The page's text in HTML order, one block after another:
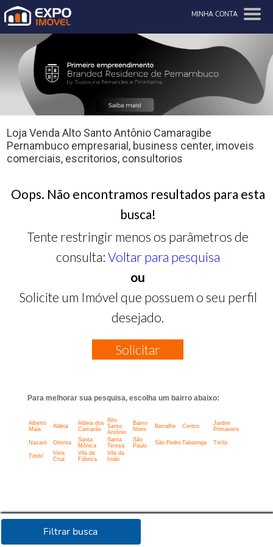
MINHA CONTA
Filtrar busca
Loja Venda Alto Santo Antônio Camaragibe
Pernambuco empresarial, business center, imoveis
comerciais, escritorios, consultorios
Oops. Não encontramos resultados para esta
busca!
Tente restringir menos os parâmetros de
consulta: Voltar para pesquisa
ou
Solicite um Imóvel que possuem o seu perfil
desejado.
Solicitar
Para melhorar sua pesquisa, escolha um bairro abaixo:
Alberto
Maia
Aldeia
Aldeia dos
Camarás
Alto
Santo
Antônio
Bairro
Novo
Borralho Centro
Jardim
Primavera
Nazaré Oitenta
Santa
Mônica
Santa
Teresa
São
Paulo
São Pedro Tabatinga Timbi
Timbí
Vera
Cruz
Vila da
Fábrica
Vila da
Inabi